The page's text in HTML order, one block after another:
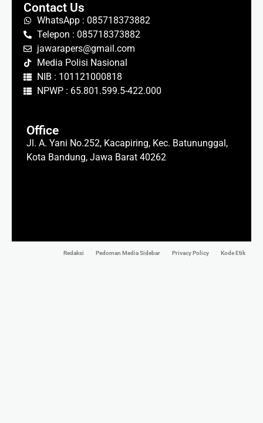
Contact Us
WhatsApp : 085718373882
Telepon : 085718373882
jawarapers@gmail.com
Media Polisi Nasional
NIB : 101121000818
NPWP : 65.801.599.5-422.000
Office
Jl. A. Yani No.252, Kacapiring, Kec. Batununggal,
Kota Bandung, Jawa Barat 40262
Redaksi Pedoman Media Sidebar Privacy Policy Kode Etik